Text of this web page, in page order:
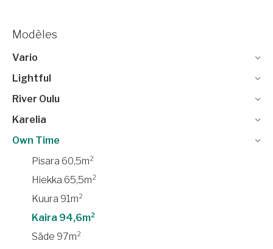
Modèles
Vario
Lightful
River Oulu
Karelia
Own Time
Pisara 60,5m²
Hiekka 65,5m²
Kuura 91m²
Kaira 94,6m²
Säde 97m²